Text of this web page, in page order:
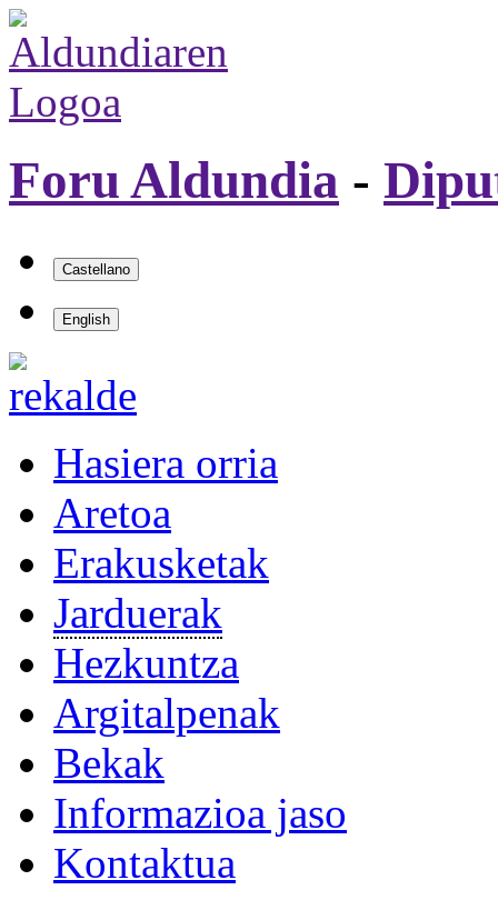
Foru Aldundia -
Hasiera orria
Aretoa
Erakusketak
Jarduerak
Hezkuntza
Argitalpenak
Bekak
Informazioa jaso
Kontaktua